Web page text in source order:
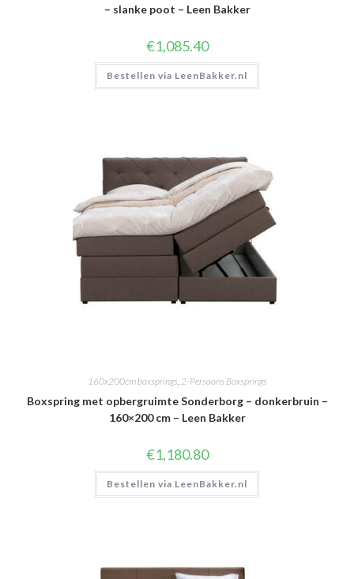
– slanke poot – Leen Bakker
€1,085.40
Bestellen via LeenBakker.nl
160x200cm boxsprings 2-Persoons Boxsprings
Boxspring met opbergruimte Sonderborg – donkerbruin –
160×200 cm – Leen Bakker
€1,180.80
Bestellen via LeenBakker.nl